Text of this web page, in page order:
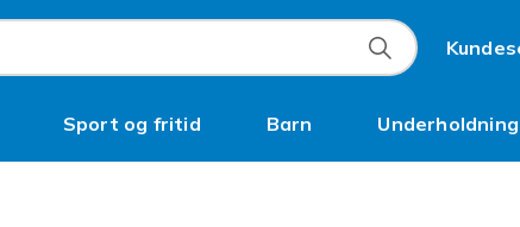
Sport og fritid Barn Underholdning